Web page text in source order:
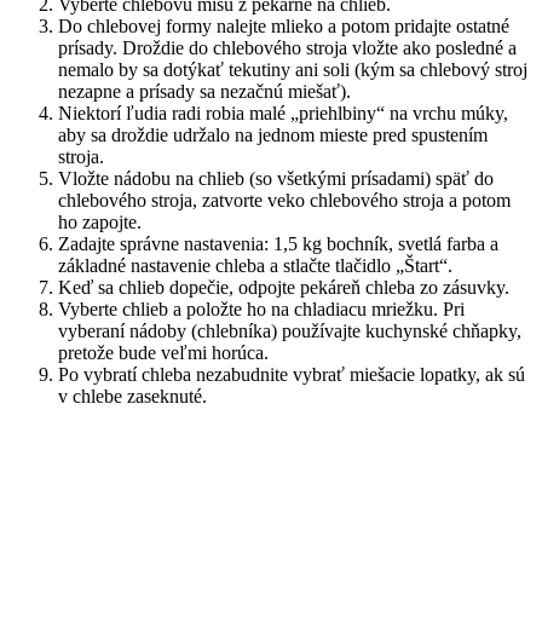
Vyberte chlebovú misu z pekárne na chlieb.
Do chlebovej formy nalejte mlieko a potom pridajte ostatné
prísady. Droždie do chlebového stroja vložte ako posledné a
nemalo by sa dotýkať tekutiny ani soli (kým sa chlebový stroj
nezapne a prísady sa nezačnú miešať).
Niektorí ľudia radi robia malé „priehlbiny“ na vrchu múky,
aby sa droždie udržalo na jednom mieste pred spustením
stroja.
Vložte nádobu na chlieb (so všetkými prísadami) späť do
chlebového stroja, zatvorte veko chlebového stroja a potom
ho zapojte.
Zadajte správne nastavenia: 1,5 kg bochník, svetlá farba a
základné nastavenie chleba a stlačte tlačidlo „Štart“.
Keď sa chlieb dopečie, odpojte pekáreň chleba zo zásuvky.
Vyberte chlieb a položte ho na chladiacu mriežku. Pri
vyberaní nádoby (chlebníka) používajte kuchynské chňapky,
pretože bude veľmi horúca.
Po vybratí chleba nezabudnite vybrať miešacie lopatky, ak sú
v chlebe zaseknuté.